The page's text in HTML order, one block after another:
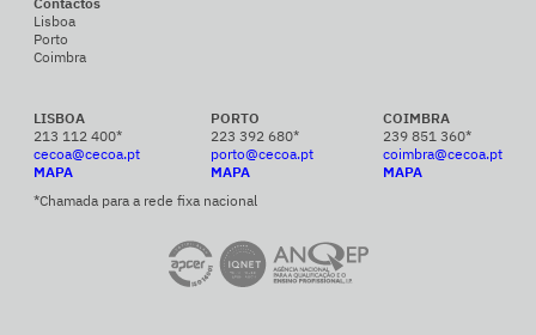
Lisboa
Porto
Coimbra
LISBOA
213 112 400*
cecoa@cecoa.pt
MAPA
PORTO
223 392 680*
porto@cecoa.pt
MAPA
COIMBRA
239 851 360*
coimbra@cecoa.pt
MAPA
*Chamada para a rede fixa nacional